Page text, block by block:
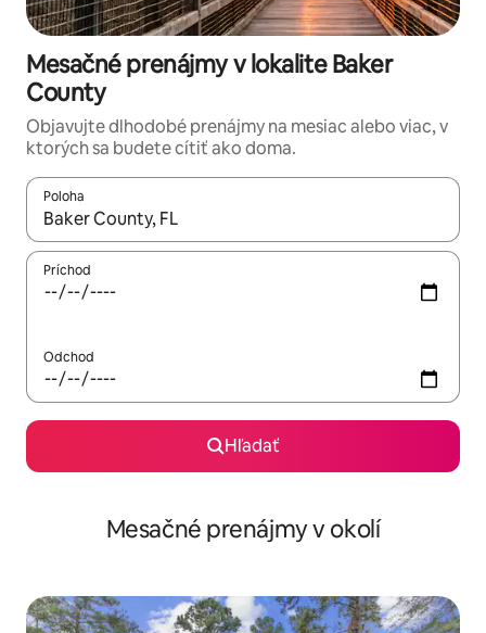
Mesačné prenájmy v lokalite Baker
County
Objavujte dlhodobé prenájmy na mesiac alebo viac, v
ktorých sa budete cítiť ako doma.
Poloha
Keď budú výsledky k dispozícii, môžete si ich prechádzať
Príchod
Odchod
Hľadať
Mesačné prenájmy v okolí